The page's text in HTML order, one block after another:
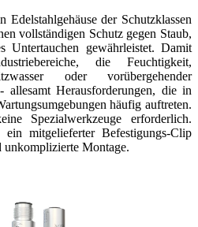
der Schutzklassen
vollständigen Schutz gegen Staub,
Untertauchen gewährleistet. Damit
die Feuchtigkeit,
oder vorübergehender
allesamt Herausforderungen, die in
häufig auftreten.
Spezialwerkzeuge erforderlich.
ein mitgelieferter Befestigungs-Clip
unkomplizierte Montage.